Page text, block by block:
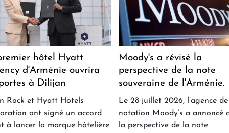
hôtel Hyatt
d'Arménie ouvrira
à Dilijan
Rock et Hyatt Hotels
ont signé un accord
à lancer la marque hôtelière
Moody's a révisé la
perspective de la note
souveraine de l'Arménie.
Le 28 juillet 2026, l’agence de
notation Moody’s a annoncé
la perspective de la note